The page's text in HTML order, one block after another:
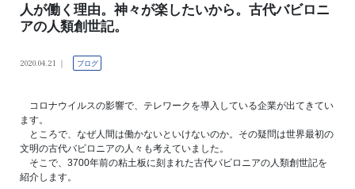
人が働く理由。神々が楽したいから。古代バビロニ
アの人類創世記。
2020.04.21 ブログ
コロナウイルスの影響で、テレワークを導入している企業が出てきてい
ます。
ところで、なぜ人間は働かないといけないのか。その疑問は世界最初の
文明の古代バビロニアの人々も考えていました。
そこで、3700年前の粘土板に刻まれた古代バビロニアの人類創世記を
紹介します。